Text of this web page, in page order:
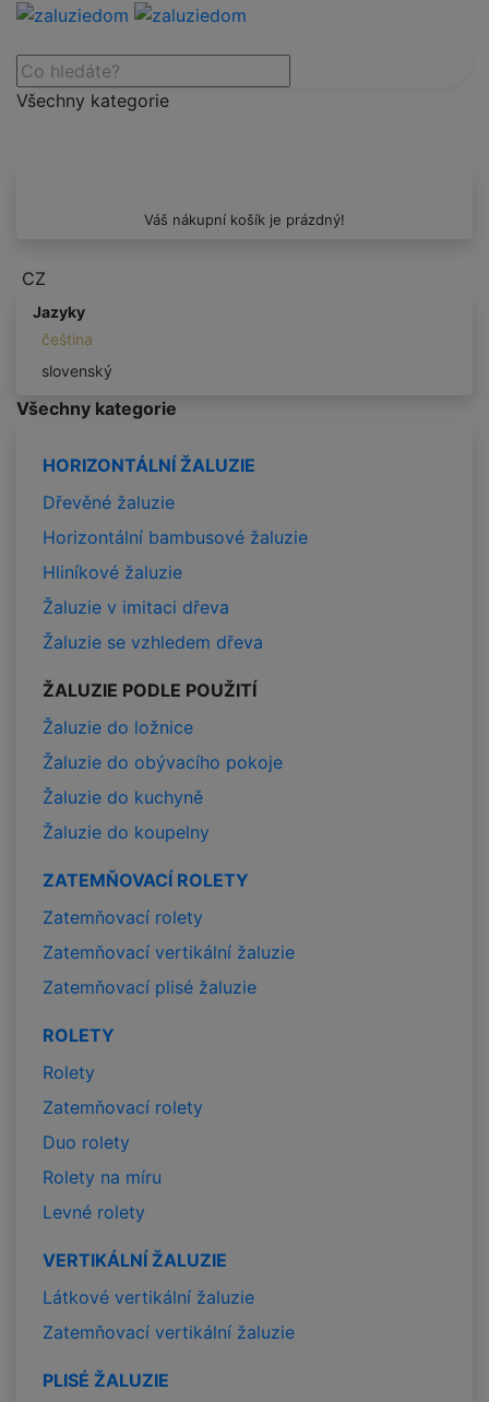
Všechny kategorie
Váš nákupní košík je prázdný!
CZ
Jazyky
čeština
slovenský
Všechny kategorie
HORIZONTÁLNÍ ŽALUZIE
Dřevěné žaluzie
Horizontální bambusové žaluzie
Hliníkové žaluzie
Žaluzie v imitaci dřeva
Žaluzie se vzhledem dřeva
ŽALUZIE PODLE POUŽITÍ
Žaluzie do ložnice
Žaluzie do obývacího pokoje
Žaluzie do kuchyně
Žaluzie do koupelny
ZATEMŇOVACÍ ROLETY
Zatemňovací rolety
Zatemňovací vertikální žaluzie
Zatemňovací plisé žaluzie
ROLETY
Rolety
Zatemňovací rolety
Duo rolety
Rolety na míru
Levné rolety
VERTIKÁLNÍ ŽALUZIE
Látkové vertikální žaluzie
Zatemňovací vertikální žaluzie
PLISÉ ŽALUZIE